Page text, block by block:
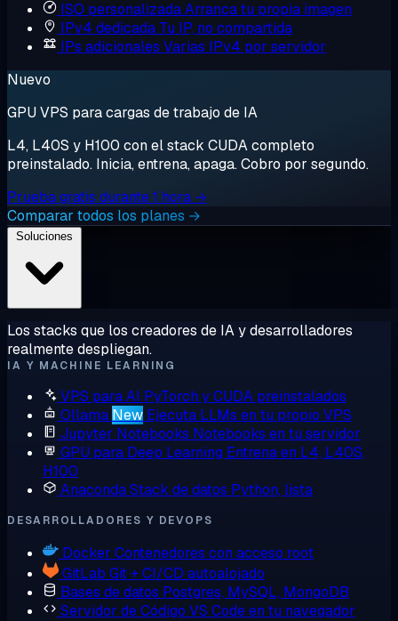
ISO personalizadaArranca tu propia imagen
IPv4 dedicada Tu IP, no compartida
IPs adicionales Varias IPv4 por servidor
Nuevo
GPU VPS para cargas de trabajo de IA
L4, L40S y H100 con el stack CUDA completo
preinstalado. Inicia, entrena, apaga. Cobro por segundo.
Prueba gratis durante 1 hora →
Comparar todos los planes →
Los stacks que los creadores de IA y desarrolladores
realmente despliegan.
IA Y MACHINE LEARNING
VPS para AI PyTorch y CUDA preinstalados
Ollama New Ejecuta LLMs en tu propio VPS
Jupyter Notebooks Notebooks en tu servidor
GPU para Deep Learning Entrena en L4, L40S,
H100
AnacondaStack de datos Python, lista
DESARROLLADORES Y DEVOPS
Docker Contenedores con acceso root
GitLab Git + CI/CD autoalojado
Bases de datos Postgres, MySQL, MongoDB
Servidor de Código VS Code en tu navegador